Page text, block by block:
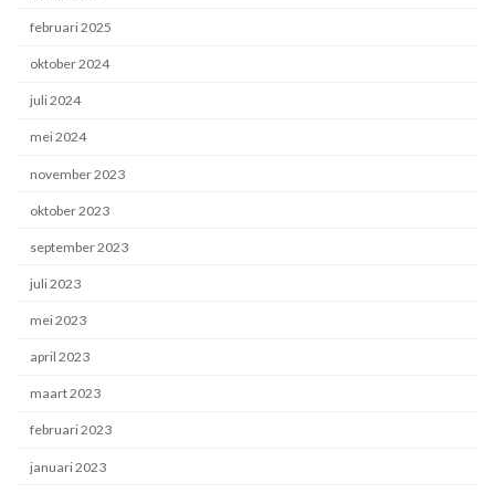
februari 2025
oktober 2024
juli 2024
mei 2024
november 2023
oktober 2023
september 2023
juli 2023
mei 2023
april 2023
maart 2023
februari 2023
januari 2023